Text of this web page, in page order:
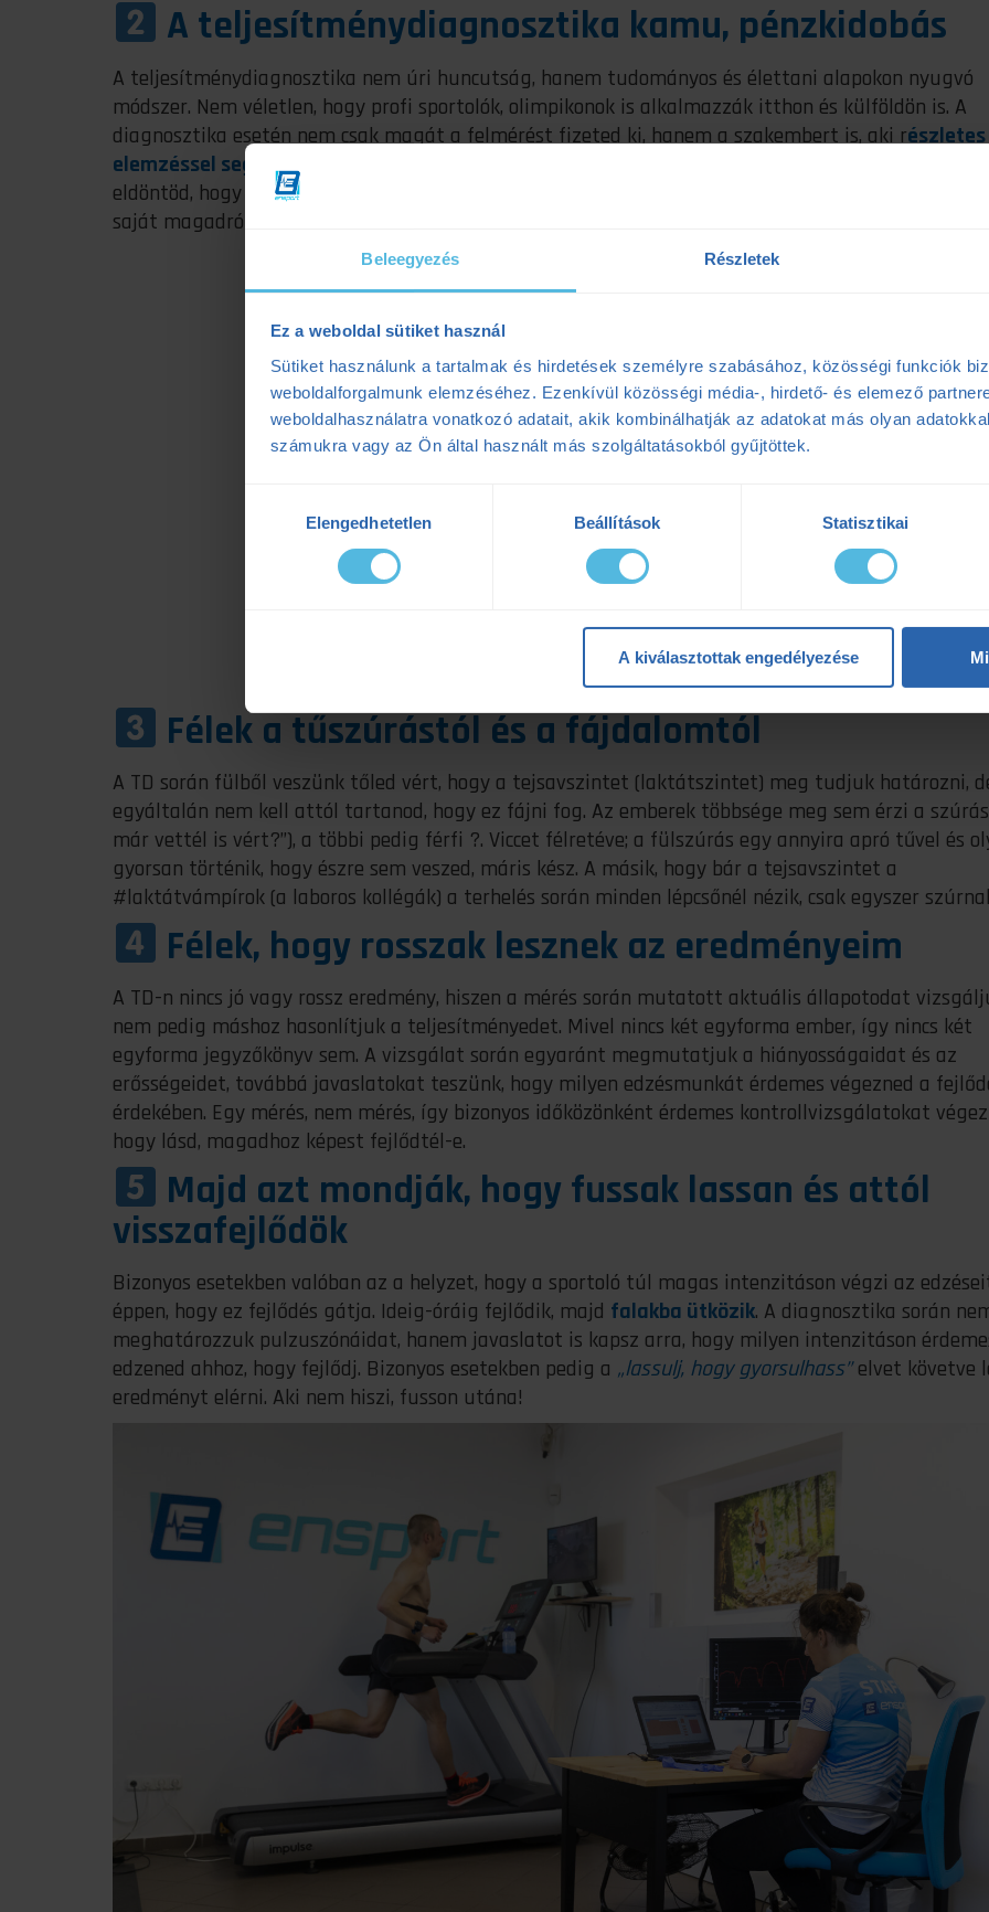
Beleegyezés Részletek
Ez a weboldal sütiket használ
Sütiket használunk a tartalmak és hirdetések személyre szabásához, közösségi funkciók
weboldalforgalmunk elemzéséhez. Ezenkívül közösségi média-, hirdető- és elemező
weboldalhasználatra vonatkozó adatait, akik kombinálhatják az adatokat más olyan
számukra vagy az Ön által használt más szolgáltatásokból gyűjtöttek.
kiválasztásaElengedhetetlen Beállítások Statisztikai
A kiválasztottak engedélyezése
A teljesítménydiagnosztika kamu, pénzkidobás
A teljesítménydiagnosztika nem úri huncutság, hanem tudományos és élettani alapokon nyugvó
módszer. Nem véletlen, hogy profi sportolók, olimpikonok is alkalmazzák itthon és külföldön is. A
diagnosztika esetén nem csak magát a felmérést fizeted ki, hanem a szakembert is, aki részletes
elemzéssel segíti a további munkádat
eldöntöd, hogy tudatosan edzel, vagy életmódváltás előtt állsz, akkor egy olyan komplex képet
saját magadról, ami
Félek a tűszúrástól és a fájdalomtól
A TD során fülből veszünk tőled vért, hogy a tejsavszintet (laktátszintet) meg tudjuk határozni,
egyáltalán nem kell attól tartanod, hogy ez fájni fog. Az emberek többsége meg sem érzi a
már vettél is vért?”), a többi pedig férfi ?. Viccet félretéve; a fülszúrás egy annyira apró tűvel és
gyorsan történik, hogy észre sem veszed, máris kész. A másik, hogy bár a tejsavszintet a
#laktátvámpírok (a laboros kollégák) a terhelés során minden lépcsőnél nézik, csak egyszer
Félek, hogy rosszak lesznek az eredményeim
A TD-n nincs jó vagy rossz eredmény, hiszen a mérés során mutatott aktuális állapotodat
nem pedig máshoz hasonlítjuk a teljesítményedet. Mivel nincs két egyforma ember, így nincs két
egyforma jegyzőkönyv sem. A vizsgálat során egyaránt megmutatjuk a hiányosságaidat és az
erősségeidet, továbbá javaslatokat teszünk, hogy milyen edzésmunkát érdemes végezned a
érdekében. Egy mérés, nem mérés, így bizonyos időközönként érdemes kontrollvizsgálatokat
hogy lásd, magadhoz képest fejlődtél-e.
Majd azt mondják, hogy fussak lassan és attól
visszafejlődök
Bizonyos esetekben valóban az a helyzet, hogy a sportoló túl magas intenzitáson végzi az
éppen, hogy ez fejlődés gátja. Ideig-óráig fejlődik, majd falakba ütközik. A diagnosztika során
meghatározzuk pulzuszónáidat, hanem javaslatot is kapsz arra, hogy milyen intenzitáson
edzened ahhoz, hogy fejlődj. Bizonyos esetekben pedig a „lassulj, hogy gyorsulhass”elvet követve
eredményt elérni. Aki nem hiszi, fusson utána!